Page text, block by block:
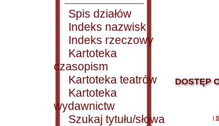
Spis działów
Indeks nazwisk
Indeks rzeczowy
Kartoteka
czasopism
Kartoteka teatrów
Kartoteka
wydawnictw
Szukaj tytułu/słowa
DOSTĘP
|